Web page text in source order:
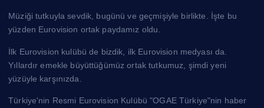
Müziği tutkuyla sevdik, bugünü ve geçmişiyle birlikte. İşte bu
yüzden Eurovision ortak paydamız oldu.
İlk Eurovision kulübü de bizdik, ilk Eurovision medyası da.
Yıllardır emekle büyüttüğümüz ortak tutkumuz, şimdi yeni
yüzüyle karşınızda.
Türkiye'nin Resmi Eurovision Kulübü "OGAE Türkiye"nin haber